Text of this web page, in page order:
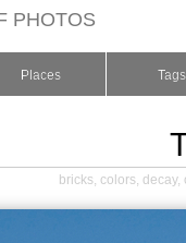
PHOTOS
Places Tags
bricks, colors, decay,